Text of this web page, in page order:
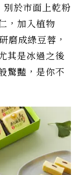
別於市面上乾粉
，加入植物
磨成綠豆蓉，
其是冰過之後
驚豔，是你不